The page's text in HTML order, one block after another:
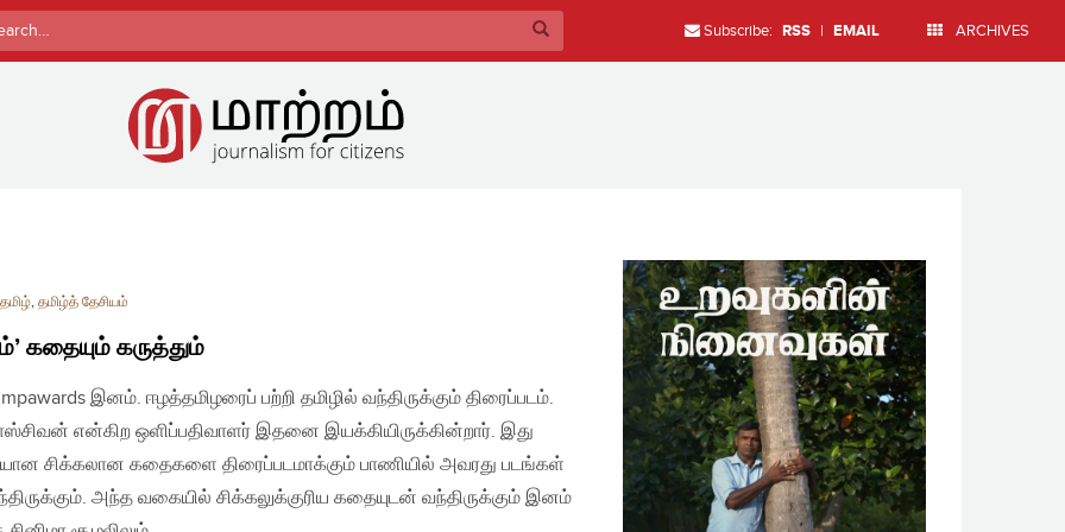
Subscribe: RSS | EMAIL ARCHIVES
தமிழ், தமிழ்த் தேசியம்
கதையும் கருத்தும்
இனம். ஈழத்தமிழரைப் பற்றி தமிழில் வந்திருக்கும் திரைப்படம்.
என்கிற ஒளிப்பதிவாளர் இதனை இயக்கியிருக்கின்றார். இது
சிக்கலான கதைகளை திரைப்படமாக்கும் பாணியில் அவரது படங்கள்
அந்த வகையில் சிக்கலுக்குரிய கதையுடன் வந்திருக்கும் இனம்